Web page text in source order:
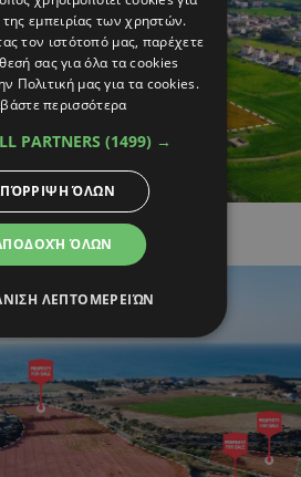
Περιοχές
εμπειρίας των χρηστών.
τον ιστότοπό μας, παρέχετε
σας για όλα τα cookies
Πολιτική μας για τα cookies.
περισσότερα
PARTNERS (1499) →
ΌΛΩΝ
ΌΛΩΝ
ΛΕΠΤΟΜΕΡΕΙΏΝ